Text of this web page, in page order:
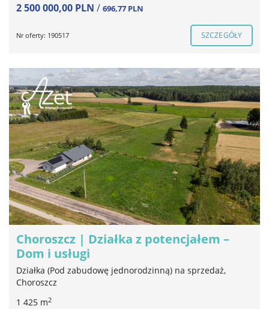
2 500 000,00 PLN / 696,77 PLN
Nr oferty: 190517 SZCZEGÓŁY
Choroszcz | Działka z potencjałem –
Dom i usługi
Działka (Pod zabudowę jednorodzinną) na sprzedaż,
Choroszcz
1 425 m2